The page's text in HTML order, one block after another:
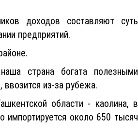
доходов составляют суть
предприятий.
страна богата полезными
из-за рубежа.
области - каолина, в
около 650 тысяч